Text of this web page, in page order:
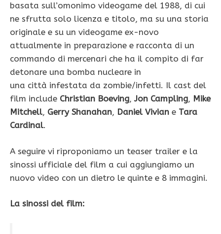
basata sull’omonimo videogame del 1988, di cui
ne sfrutta solo licenza e titolo, ma su una storia
originale e su un videogame ex-novo
attualmente in preparazione e racconta di un
commando di mercenari che ha il compito di far
detonare una bomba nucleare in
una città infestata da zombie/infetti. Il cast del
film include Christian Boeving,Jon Campling, Mike
Mitchell, Gerry Shanahan, Daniel Vivian e Tara
Cardinal.
A seguire vi riproponiamo un teaser trailer e la
sinossi ufficiale del film a cui aggiungiamo un
nuovo video con un dietro le quinte e 8 immagini.
La sinossi del film: